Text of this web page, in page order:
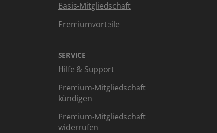
Basis-Mitgliedschaft
Premiumvorteile
SERVICE
Hilfe & Support
Premium-Mitgliedschaft
kündigen
Premium-Mitgliedschaft
widerrufen